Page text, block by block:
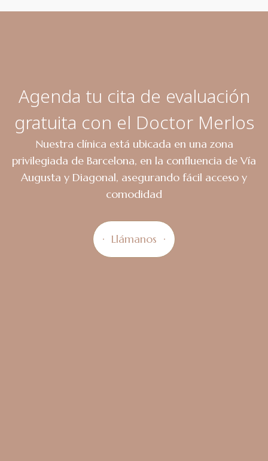
Agenda tu cita de evaluación
gratuita con el Doctor Merlos
Nuestra clínica está ubicada en una zona
privilegiada de Barcelona, en la confluencia de Vía
Augusta y Diagonal, asegurando fácil acceso y
comodidad
Llámanos